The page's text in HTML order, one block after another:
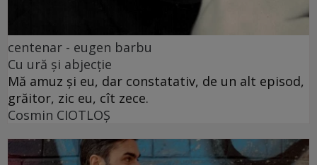
centenar - eugen barbu
Cu ură și abjecție
Mă amuz și eu, dar constatativ, de un alt episod,
grăitor, zic eu, cît zece.
Cosmin CIOTLOŞ